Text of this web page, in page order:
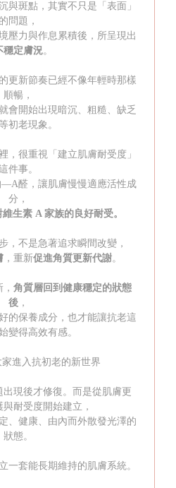
與斑點，其實不只是「表面」
的問題，
壓力與作息累積後，所呈現出
穩定膚況。
更新節奏已經不像年輕時那樣
順暢，
會開始出現暗沉、粗糙、缺乏
初老現象。
，很重視「建立肌膚耐受度」
這件事。
醛，讓肌膚慢慢適應活性成
分，
維生素 A 家族的良好耐受。
，不是急著追求瞬間改變，
，重新促進角質更新代謝。
角質層回到健康穩定的狀態
後 ，
的保養成分，也才能讓抗老這
變得高效有感。
家進入抗初老的新世界
現後才修復。而是從肌膚更
耐受度開始建立，
、健康、由內而外散發光澤的
狀態。
一套能長期維持的肌膚系統。